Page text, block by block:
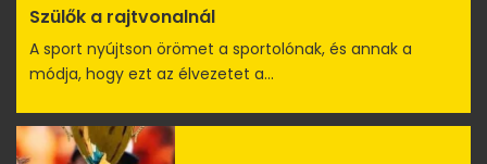
Szülők a rajtvonalnál
A sport nyújtson örömet a sportolónak, és annak a
módja, hogy ezt az élvezetet a...